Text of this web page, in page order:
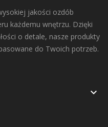
jakości ozdób
każdemu wnętrzu. Dzięki
o detale, nasze produkty
do Twoich potrzeb.
